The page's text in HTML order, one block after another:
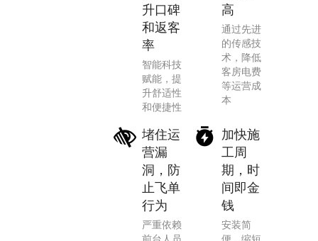
升口碑
和返客
率
智能科技
赋能，提
升舒适性
和便捷性
高
通过先进
的传感技
术，降低
客房电费
等运营成
本
堵住运
营漏
洞，防
止飞单
行为
严重依赖
前台人员
加快施
工周
期，时
间即金
钱
安装简
便，缩短